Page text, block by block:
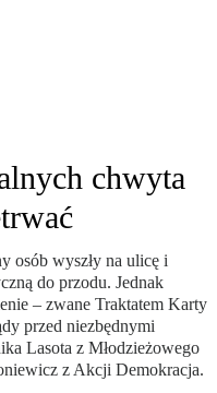
chwyta
osób wyszły na ulicę i
do przodu. Jednak
– zwane Traktatem Karty
przed niezbędnymi
Lasota z Młodzieżowego
z Akcji Demokracja.